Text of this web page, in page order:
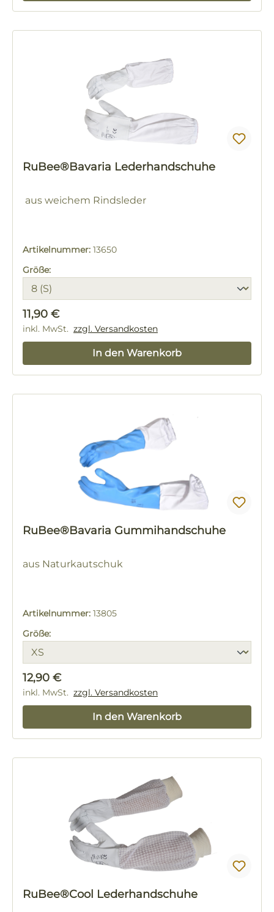
RuBee®Bavaria Lederhandschuhe
aus weichem Rindsleder
Artikelnummer: 13650
Größe:
Regulärer Preis:
11,90 €
inkl. MwSt. zzgl. Versandkosten
In den Warenkorb
RuBee®Bavaria Gummihandschuhe
aus Naturkautschuk
Artikelnummer: 13805
Größe:
Regulärer Preis:
12,90 €
inkl. MwSt. zzgl. Versandkosten
In den Warenkorb
RuBee®Cool Lederhandschuhe